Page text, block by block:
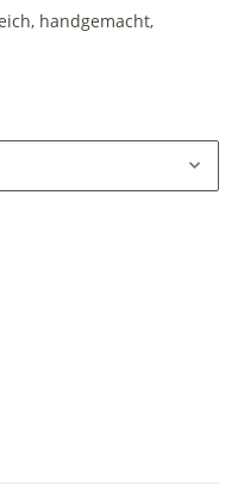
handgemacht,